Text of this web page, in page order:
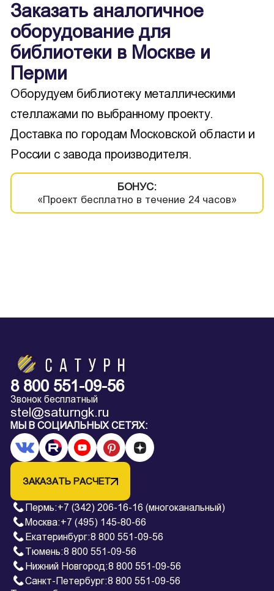
Заказать аналогичное
оборудование для
библиотеки в Москве и
Перми
Оборудуем библиотеку металлическими
стеллажами по выбранному проекту.
Доставка по городам Московской области и
России с завода производителя.
БОНУС:
«Проект бесплатно в течение 24 часов»
8 800 551-09-56
Звонок бесплатный
stel@saturngk.ru
МЫ В СОЦИАЛЬНЫХ СЕТЯХ:
ЗАКАЗАТЬ РАСЧЕТ
Пермь:+7 (342) 206-16-16 (многоканальный)
Москва:+7 (495) 145-80-66
Екатеринбург:8 800 551-09-56
Тюмень:8 800 551-09-56
Нижний Новгород:8 800 551-09-56
Санкт-Петербург:8 800 551-09-56